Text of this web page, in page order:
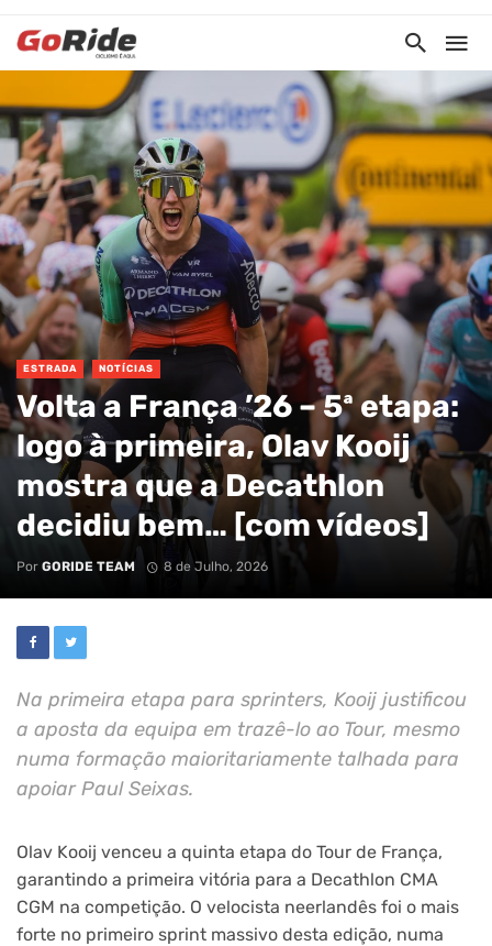
ESTRADA NOTÍCIAS
Volta a França ’26 – 5ª etapa:
logo à primeira, Olav Kooij
mostra que a Decathlon
decidiu bem… [com vídeos]
Por GORIDE TEAM 8 de Julho, 2026
Na primeira etapa para sprinters, Kooij justificou
a aposta da equipa em trazê-lo ao Tour, mesmo
numa formação maioritariamente talhada para
apoiar Paul Seixas.
Olav Kooij venceu a quinta etapa do Tour de França,
garantindo a primeira vitória para a Decathlon CMA
CGM na competição. O velocista neerlandês foi o mais
forte no primeiro sprint massivo desta edição, numa